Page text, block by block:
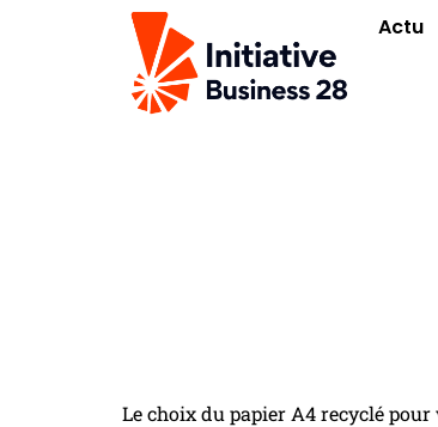
Actu
Le choix du papier A4 recyclé